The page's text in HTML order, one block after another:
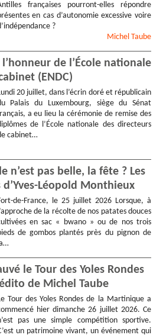
françaises pourront-elles répondre
en cas d’autonomie excessive voire
?
Michel Taube
de l’École nationale
(ENDC)
20 juillet, dans l’écrin doré et républicain
Palais du Luxembourg, siège du Sénat
a eu lieu la cérémonie de remise des
de l’École nationale des directeurs
cabinet…
n’est pas belle, la fête ? Les
Léopold Monthieux
de-France, le 25 juillet 2026 Lorsque, à
de la récolte de nos patates douces
en sac « bwano » ou de nos trois
de gombos plantés près du pignon de
le Tour des Yoles Rondes
de Michel Taube
Tour des Yoles Rondes de la Martinique a
hier dimanche 26 juillet 2026. Ce
pas une simple compétition sportive.
un patrimoine vivant, un événement qui